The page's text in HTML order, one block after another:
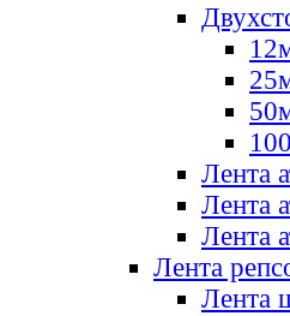
Лента
Лента
Лента
Лента
Лента